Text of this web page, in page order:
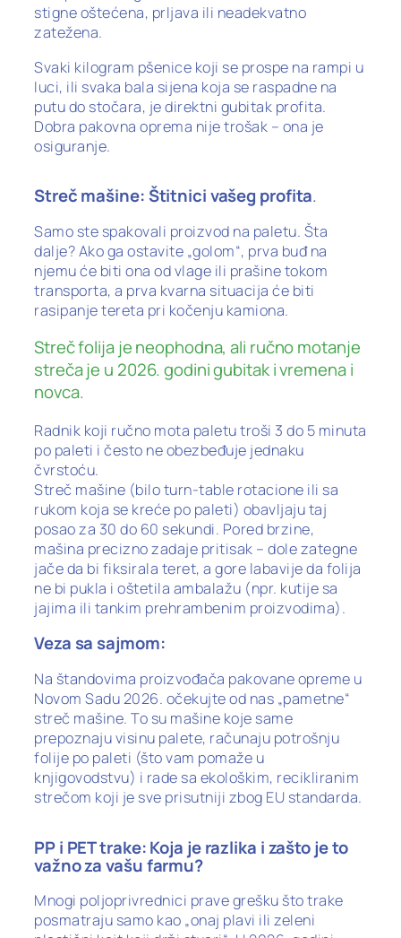
stigne oštećena, prljava ili neadekvatno
zatežena.
Svaki kilogram pšenice koji se prospe na rampi u
luci, ili svaka bala sijena koja se raspadne na
putu do stočara, je direktni gubitak profita.
Dobra pakovna oprema nije trošak – ona je
osiguranje.
Streč mašine: Štitnici vašeg profita.
Samo ste spakovali proizvod na paletu. Šta
dalje? Ako ga ostavite „golom“, prva buđ na
njemu će biti ona od vlage ili prašine tokom
transporta, a prva kvarna situacija će biti
rasipanje tereta pri kočenju kamiona.
Streč folija je neophodna, ali ručno motanje
streča je u 2026. godini gubitak i vremena i
novca.
Radnik koji ručno mota paletu troši 3 do 5 minuta
po paleti i često ne obezbeđuje jednaku
čvrstoću.
Streč mašine (bilo turn-table rotacione ili sa
rukom koja se kreće po paleti) obavljaju taj
posao za 30 do 60 sekundi. Pored brzine,
mašina precizno zadaje pritisak – dole zategne
jače da bi fiksirala teret, a gore labavije da folija
ne bi pukla i oštetila ambalažu (npr. kutije sa
jajima ili tankim prehrambenim proizvodima).
Veza sa sajmom:
Na štandovima proizvođača pakovane opreme u
Novom Sadu 2026. očekujte od nas „pametne“
streč mašine. To su mašine koje same
prepoznaju visinu palete, računaju potrošnju
folije po paleti (što vam pomaže u
knjigovodstvu) i rade sa ekološkim, recikliranim
strečom koji je sve prisutniji zbog EU standarda.
PP i PET trake: Koja je razlika i zašto je to
važno za vašu farmu?
Mnogi poljoprivrednici prave grešku što trake
posmatraju samo kao „onaj plavi ili zeleni